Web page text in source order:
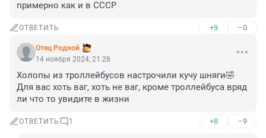
примерно как и в СССР
ОТВЕТИТЬ +9 –0
Отец Родной
14 ноября 2024, 21:28
Холопы из троллейбусов настрочили кучу шняги🤣
Для вас хоть ваг, хоть не ваг, кроме троллейбуса вряд
ли что то увидите в жизни
ОТВЕТИТЬ 1 +8 –9